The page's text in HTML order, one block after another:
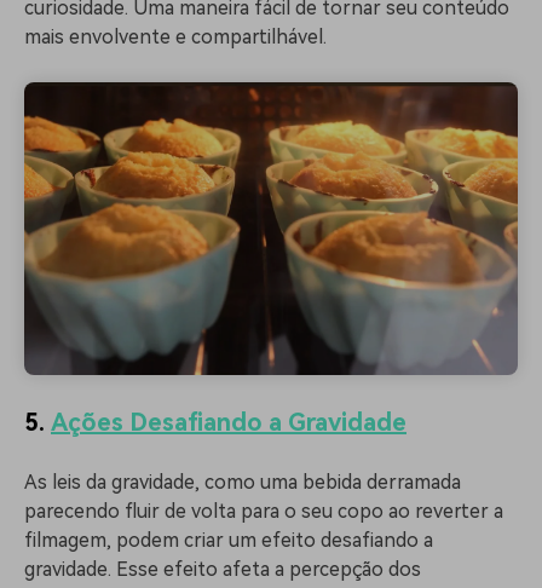
curiosidade. Uma maneira fácil de tornar seu conteúdo
mais envolvente e compartilhável.
5. Ações Desafiando a Gravidade
As leis da gravidade, como uma bebida derramada
parecendo fluir de volta para o seu copo ao reverter a
filmagem, podem criar um efeito desafiando a
gravidade. Esse efeito afeta a percepção dos